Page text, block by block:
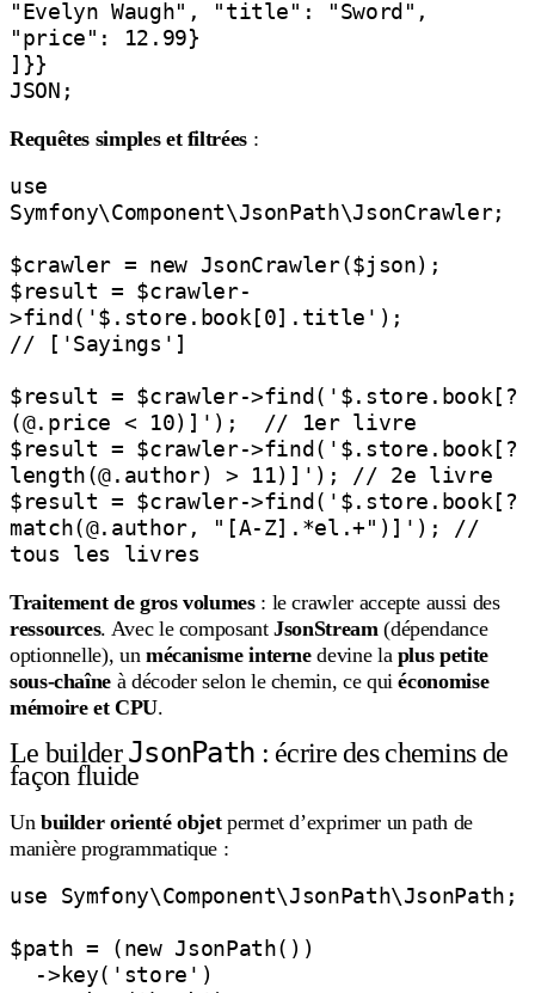
"Evelyn Waugh", "title": "Sword",
"price": 12.99}
]}}
Requêtes simples et filtrées:
use
Symfony\Component\JsonPath\JsonCrawler;
$crawler = new JsonCrawler($json);
$result = $crawler-
>find('$.store.book[0].title');
// ['Sayings']
$result = $crawler->find('$.store.book[?
(@.price < 10)]');  // 1er livre
$result = $crawler->find('$.store.book[?
length(@.author) > 11)]'); // 2e livre
$result = $crawler->find('$.store.book[?
match(@.author, "[A-Z].*el.+")]'); //
Traitement de gros volumes: le crawler accepte aussi des
ressources. Avec le composantJsonStream(dépendance
optionnelle), un mécanisme internedevine la plus petite
sous-chaîne à décoder selon le chemin, ce quiéconomise
mémoire et CPU.
Le builderJsonPath : écrire des chemins de
façon fluide
Un builder orienté objetpermet d’exprimer un path de
manière programmatique :
use Symfony\Component\JsonPath\JsonPath;
$path = (new JsonPath())